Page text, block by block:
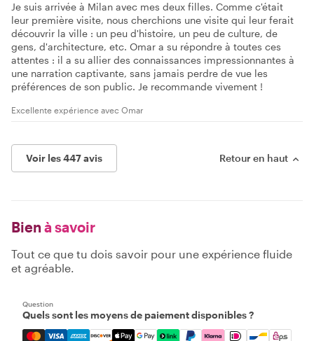
Je suis arrivée à Milan avec mes deux filles. Comme c'était
leur première visite, nous cherchions une visite qui leur ferait
découvrir la ville : un peu d'histoire, un peu de culture, de
gens, d'architecture, etc. Omar a su répondre à toutes ces
attentes : il a su allier des connaissances impressionnantes à
une narration captivante, sans jamais perdre de vue les
préférences de son public. Je recommande vivement !
Excellente expérience avec Omar
Voir les 447 avis Retour en haut
Bien à savoir
Tout ce que tu dois savoir pour une expérience fluide
et agréable.
Question
Quels sont les moyens de paiement disponibles ?
Mastercard, Visa, Amex, Discover, Apple Pay, Google